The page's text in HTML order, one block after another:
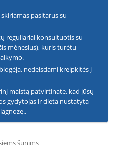
pasitarus su
reguliariai konsultuotis su
mėnesius), kuris turėtų
nedelsdami kreipkitės į
maistą patvirtinate, kad jūsų
gydytojas ir dieta nustatyta
šunims